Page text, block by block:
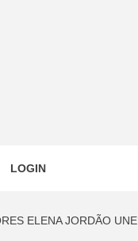
LOGIN
ELENA JORDÃO UNE